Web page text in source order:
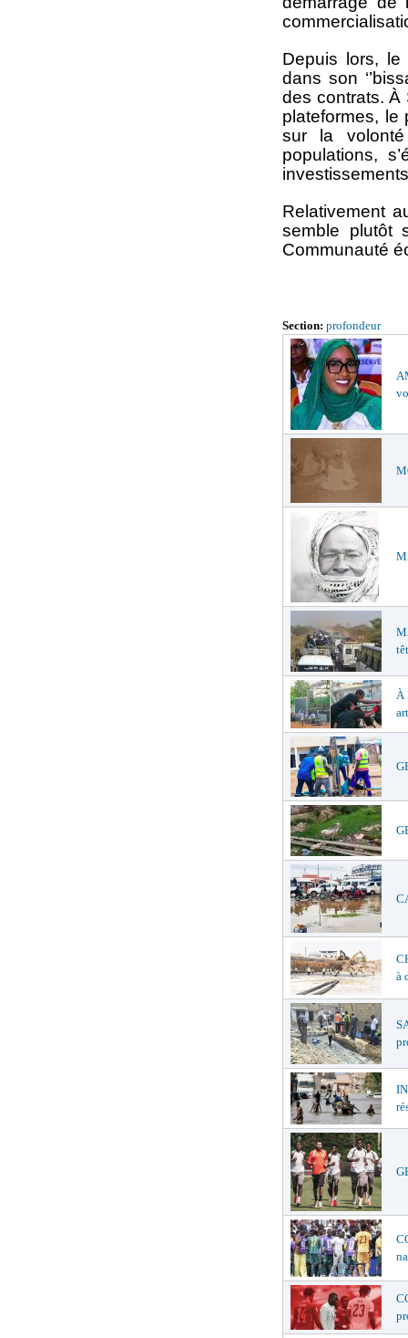
Depuis lors, le
dans son
des contrats. À
plateformes, le
sur la
populations,
Relativement
semble plutôt
Communauté
Section: profondeur
À
à